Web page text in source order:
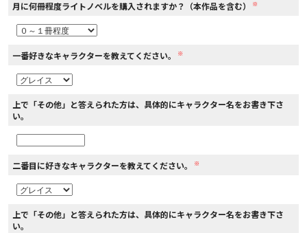
月に何冊程度ライトノベルを購入されますか？（本作品を含む） ※
一番好きなキャラクターを教えてください。 ※
上で「その他」と答えられた方は、具体的にキャラクター名をお書き下さ
い。
二番目に好きなキャラクターを教えてください。 ※
上で「その他」と答えられた方は、具体的にキャラクター名をお書き下さ
い。